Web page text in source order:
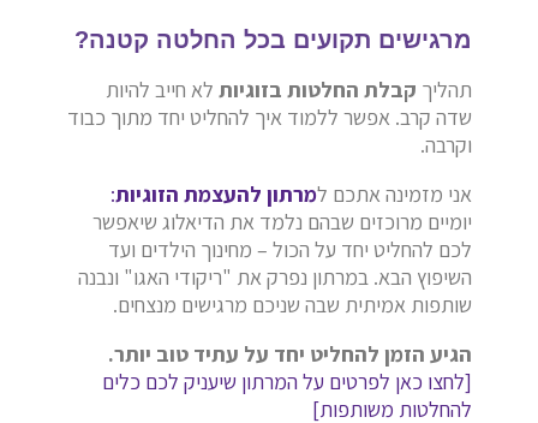
מרגישים תקועים בכל החלטה קטנה?
תהליך קבלת החלטות בזוגיותלא חייב להיות
שדה קרב. אפשר ללמוד איך להחליט יחד מתוך כבוד
וקרבה.
אני מזמינה אתכם למרתון להעצמת הזוגיות:
יומיים מרוכזים שבהם נלמד את הדיאלוג שיאפשר
לכם להחליט יחד על הכול – מחינוך הילדים ועד
השיפוץ הבא. במרתון נפרק את "ריקודי האגו" ונבנה
שותפות אמיתית שבה שניכם מרגישים מנצחים.
הגיע הזמן להחליט יחד על עתיד טוב יותר.
[לחצו כאן לפרטים על המרתון שיעניק לכם כלים
להחלטות משותפות]